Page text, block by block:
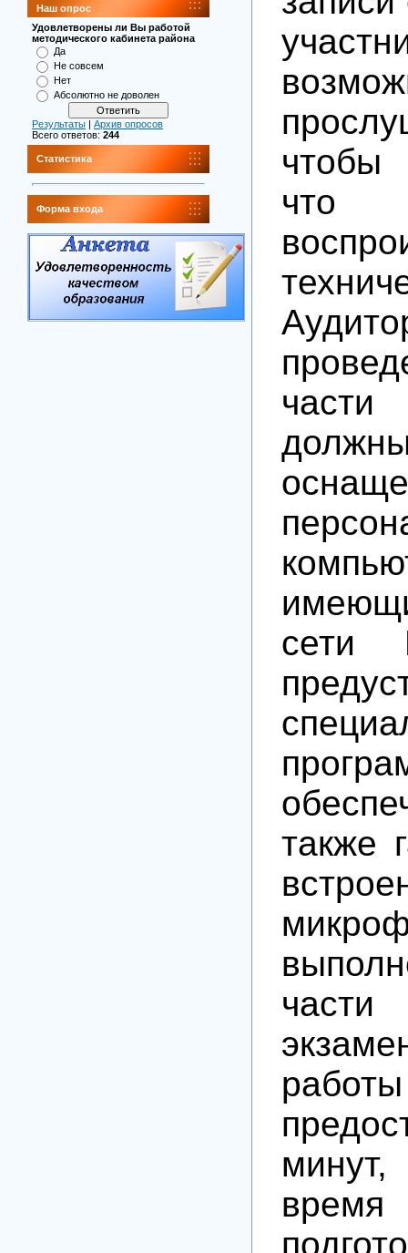
Наш опрос
Удовлетворены ли Вы работой
методического кабинета района
Да
Не совсем
Нет
Абсолютно не доволен
Результаты
Архив опросов
Всего ответов: 244
Статистика
Форма входа
сети
также
части
работы